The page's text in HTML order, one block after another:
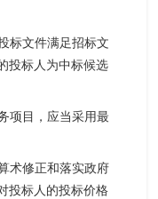
标文件满足招标文
投标人为中标候选
项目，应当采用最
术修正和落实政府
投标人的投标价格